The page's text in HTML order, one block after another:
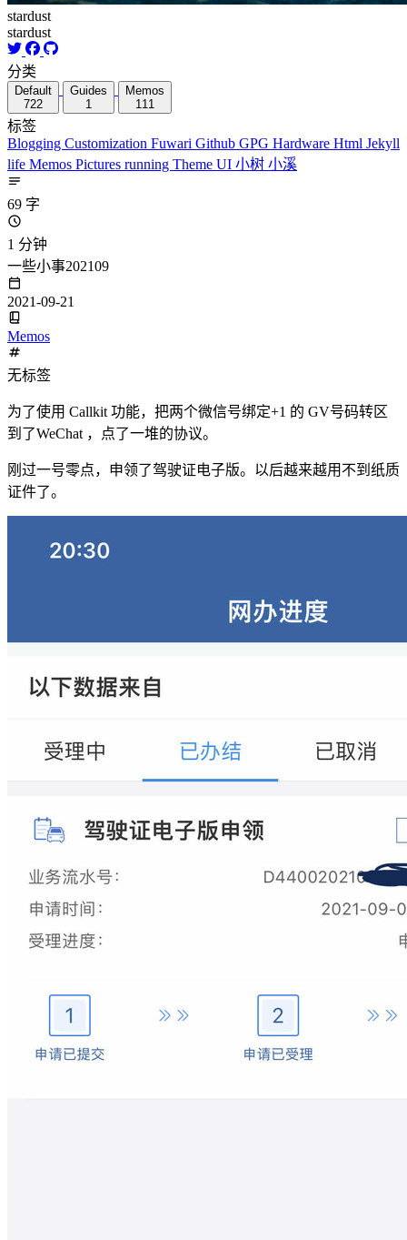
stardust
stardust
分类
Default
722
Guides
1
Memos
111
标签
Blogging Customization Fuwari Github GPG Hardware Html Jekyll
life Memos Pictures running Theme UI 小树 小溪
69 字
1 分钟
一些小事202109
2021-09-21
Memos
无标签
为了使用 Callkit 功能，把两个微信号绑定+1 的 GV号码转区
到了WeChat ，点了一堆的协议。
刚过一号零点，申领了驾驶证电子版。以后越来越用不到纸质
证件了。